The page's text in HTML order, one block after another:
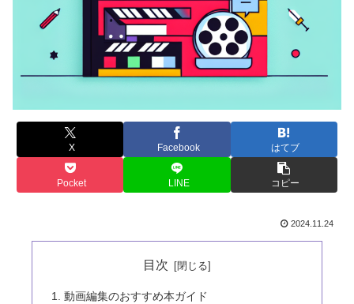
X Facebook はてブ
Pocket LINE コピー
2024.11.24
目次
動画編集のおすすめ本ガイド